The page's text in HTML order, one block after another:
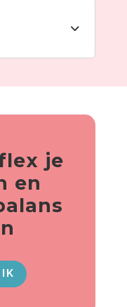
je
en